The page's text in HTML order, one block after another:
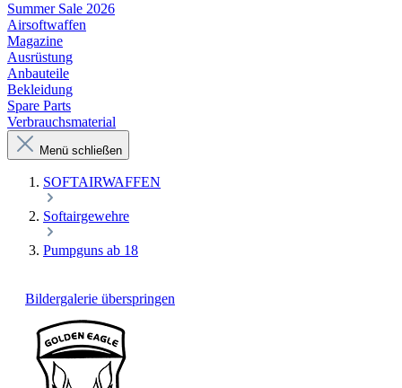
Summer Sale 2026
Airsoftwaffen
Magazine
Ausrüstung
Anbauteile
Bekleidung
Spare Parts
Verbrauchsmaterial
Menü schließen
SOFTAIRWAFFEN
Softairgewehre
Pumpguns ab 18
Bildergalerie überspringen